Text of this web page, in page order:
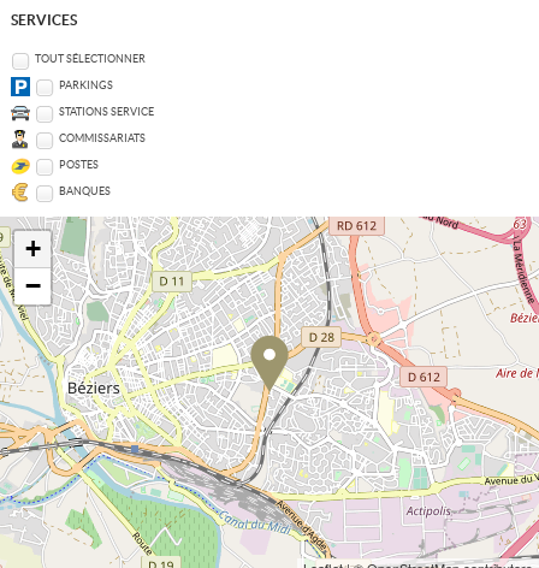
SERVICES
TOUT SÉLECTIONNER
PARKINGS
STATIONS SERVICE
COMMISSARIATS
POSTES
BANQUES
+
−